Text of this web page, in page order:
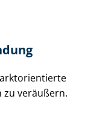
zu veräußern.